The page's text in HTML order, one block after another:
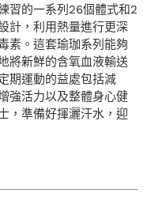
習的一系列26個體式和2
計，利用熱量進行更深
素。這套瑜珈系列能夠
將新鮮的含氧血液輸送
期運動的益處包括減
強活力以及整體身心健
，準備好揮灑汗水，迎